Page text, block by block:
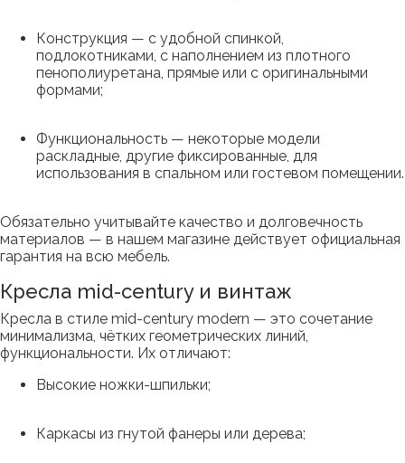
Конструкция — с удобной спинкой,
подлокотниками, с наполнением из плотного
пенополиуретана, прямые или с оригинальными
формами;
Функциональность — некоторые модели
раскладные, другие фиксированные, для
использования в спальном или гостевом помещении.
Обязательно учитывайте качество и долговечность
материалов — в нашем магазине действует официальная
гарантия на всю мебель.
Кресла mid-century и винтаж
Кресла в стиле mid-century modern — это сочетание
минимализма, чётких геометрических линий,
функциональности. Их отличают:
Высокие ножки-шпильки;
Каркасы из гнутой фанеры или дерева;